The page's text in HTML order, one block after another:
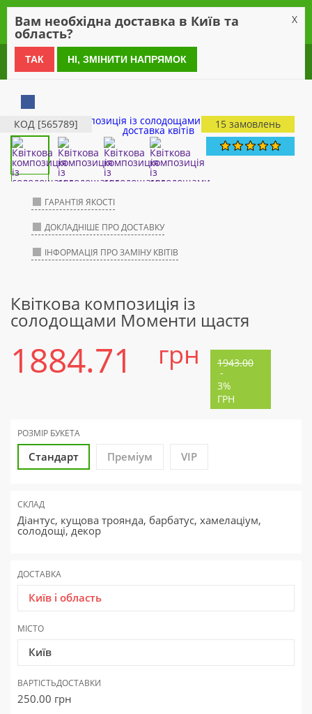
0 800 21 54 55
КОД [565789] 15 замовлень
ГАРАНТІЯ ЯКОСТІ
ДОКЛАДНІШЕ ПРО ДОСТАВКУ
ІНФОРМАЦІЯ ПРО ЗАМІНУ КВІТІВ
Квіткова композиція із
солодощами Моменти щастя
1884.71 грн 1943.00
-
3%
ГРН
РОЗМІР БУКЕТА
Стандарт Преміум VIP
СКЛАД
Діантус, кущова троянда, барбатус, хамелаціум,
солодощі, декор
ДОСТАВКА
Київ і область
МІСТО
Київ
ВАРТІСТЬДОСТАВКИ
250.00 грн
Вам необхідна доставка в Київ та
область?
X
ТАК НІ, ЗМІНИТИ НАПРЯМОК